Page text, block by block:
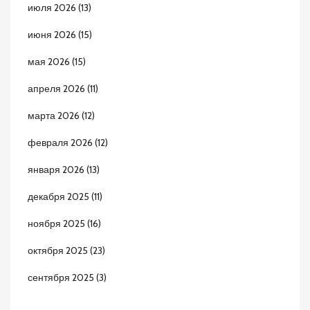
июля 2026 (13)
июня 2026 (15)
мая 2026 (15)
апреля 2026 (11)
марта 2026 (12)
февраля 2026 (12)
января 2026 (13)
декабря 2025 (11)
ноября 2025 (16)
октября 2025 (23)
сентября 2025 (3)